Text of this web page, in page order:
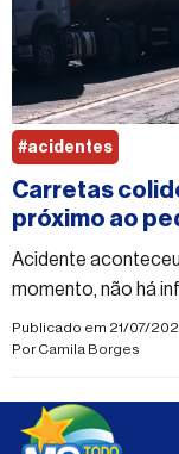
Carretas
próximo ao
Acidente
momento, não há
Publicado em 21/07/
PorCamila Borges
#acidentes